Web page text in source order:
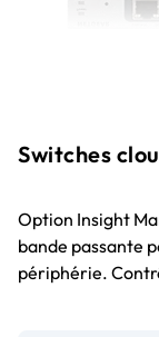
Switches
Option Insight
bande passante
périphérie.